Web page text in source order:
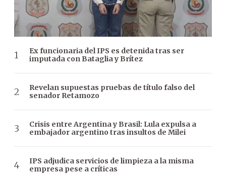
Ex funcionaria del IPS es detenida tras ser
imputada con Bataglia y Brítez
Revelan supuestas pruebas de título falso del
senador Retamozo
Crisis entre Argentina y Brasil: Lula expulsa a
embajador argentino tras insultos de Milei
IPS adjudica servicios de limpieza a la misma
empresa pese a críticas